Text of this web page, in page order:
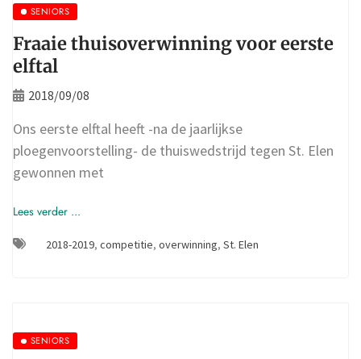
SENIORS
Fraaie thuisoverwinning voor eerste
elftal
2018/09/08
Ons eerste elftal heeft -na de jaarlijkse
ploegenvoorstelling- de thuiswedstrijd tegen St. Elen
gewonnen met
Lees verder ...
2018-2019, competitie, overwinning, St. Elen
SENIORS